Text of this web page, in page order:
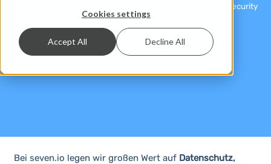
Cookies settings
Accept All Decline All
Compliance & information security
Bei seven.io legen wir großen Wert auf Datenschutz,